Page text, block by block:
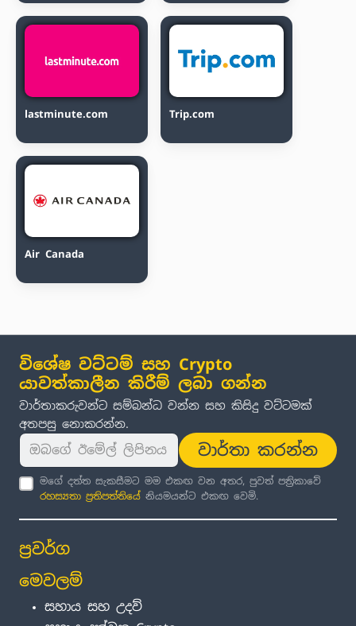
lastminute.com Trip.com
Air Canada
විශේෂ වට්ටම් සහ Crypto
යාවත්කාලීන කිරීම් ලබා ගන්න
වාර්තාකරුවන්ට සම්බන්ධ වන්න සහ කිසිදු වට්ටමක්
අතපසු නොකරන්න.
වාර්තා කරන්න
මගේ දත්ත සැකසීමට මම එකඟ වන අතර, පුවත් පත්‍රිකාවේ
රහස්‍යතා ප්‍රතිපත්තිය ේ නියමයන්ට එකඟ වෙමි.
ප්‍රවර්ග
මෙවලම්
සහාය සහ උදව්